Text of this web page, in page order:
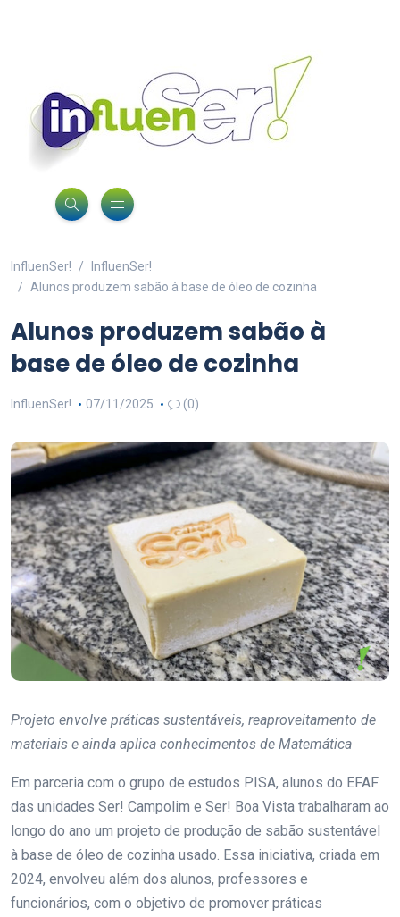
InfluenSer!
InfluenSer!
Alunos produzem sabão à base de óleo de cozinha
Alunos produzem sabão à
base de óleo de cozinha
InfluenSer! 07/11/2025 (0)
Projeto envolve práticas sustentáveis, reaproveitamento de
materiais e ainda aplica conhecimentos de Matemática
Em parceria com o grupo de estudos PISA, alunos do EFAF
das unidades Ser! Campolim e Ser! Boa Vista trabalharam ao
longo do ano um projeto de produção de sabão sustentável
à base de óleo de cozinha usado. Essa iniciativa, criada em
2024, envolveu além dos alunos, professores e
funcionários, com o objetivo de promover práticas